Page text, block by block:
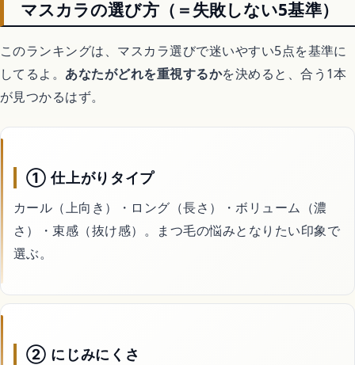
マスカラの選び方（＝失敗しない5基準）
このランキングは、マスカラ選びで迷いやすい5点を基準に
してるよ。 あなたがどれを重視するかを決めると、合う1本
が見つかるはず。
① 仕上がりタイプ
カール（上向き）・ロング（長さ）・ボリューム（濃
さ）・束感（抜け感）。まつ毛の悩みとなりたい印象で
選ぶ。
② にじみにくさ